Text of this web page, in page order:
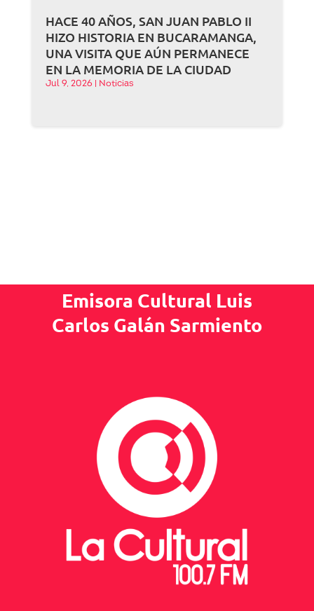
HACE 40 AÑOS, SAN JUAN PABLO II
HIZO HISTORIA EN BUCARAMANGA,
UNA VISITA QUE AÚN PERMANECE
EN LA MEMORIA DE LA CIUDAD
Jul 9, 2026 Noticias
Emisora Cultural Luis
Carlos Galán Sarmiento